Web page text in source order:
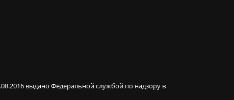
выдано Федеральной службой по надзору в